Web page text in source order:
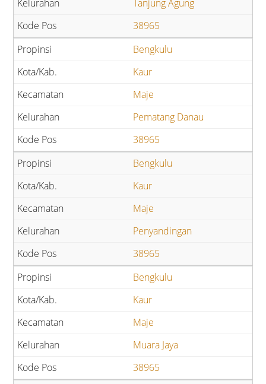
Tanjung Agung
38965
Bengkulu
Kaur
Maje
Pematang Danau
38965
Bengkulu
Kaur
Maje
Penyandingan
38965
Bengkulu
Kaur
Maje
Muara Jaya
38965